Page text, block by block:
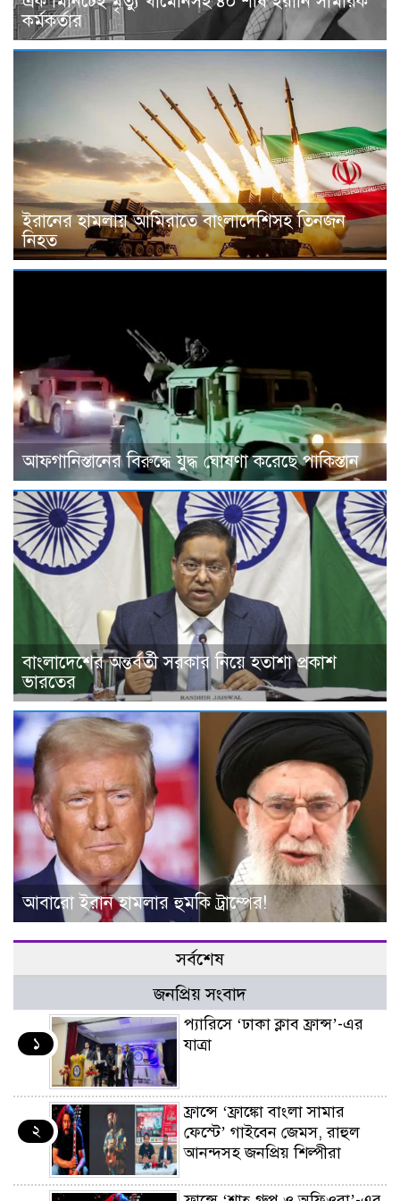
কর্মকর্তার
ইরানের হামলায় আমিরাতে বাংলাদেশিসহ তিনজন
নিহত
আফগানিস্তানের বিরুদ্ধে যুদ্ধ ঘোষণা করেছে পাকিস্তান
বাংলাদেশের অন্তর্বর্তী সরকার নিয়ে হতাশা প্রকাশ
ভারতের
আবারো ইরান হামলার হুমকি ট্রাম্পের!
সর্বশেষ
জনপ্রিয় সংবাদ
১
প্যারিসে ‘ঢাকা ক্লাব ফ্রান্স’-এর
যাত্রা
২
ফ্রান্সে ‘ফ্রাঙ্কো বাংলা সামার
ফেস্টে’ গাইবেন জেমস, রাহুল
আনন্দসহ জনপ্রিয় শিল্পীরা